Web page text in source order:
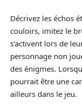
Décrivez les échos
couloirs, imitez le
s’activent lors de
personnage non
des énigmes.
pourrait être une
ailleurs dans le jeu.